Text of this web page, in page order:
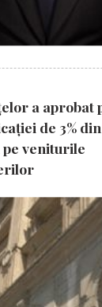
a aprobat
de 3%
veniturile